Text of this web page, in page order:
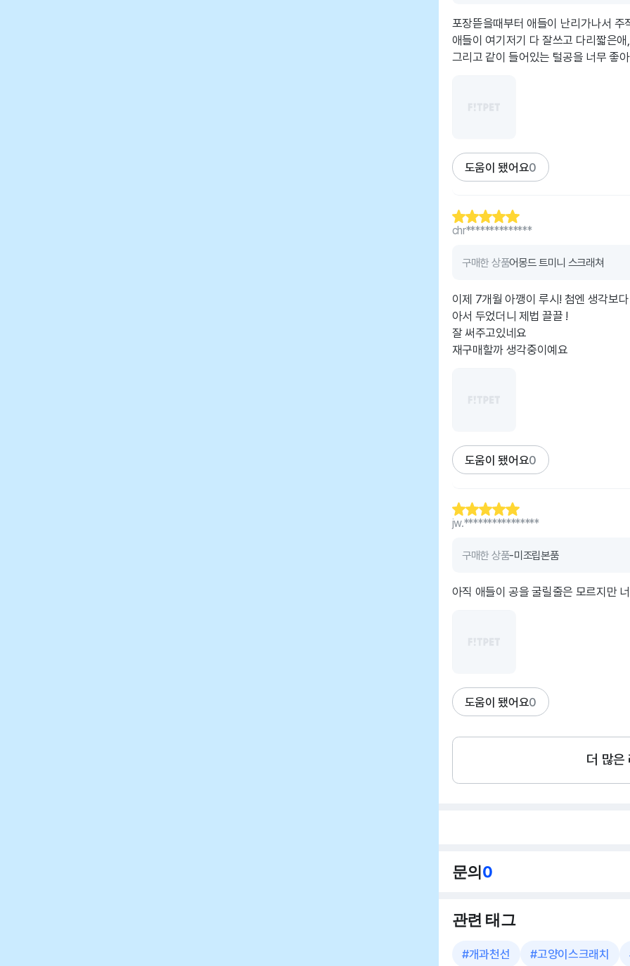
포장뜯을때부터 애들이 난리가나서 주
애들이 여기저기 다 잘쓰고 다리짧은
그리고 같이 들어있는 털공을 너무 좋
도움이 됐어요0
chr**************
구매한 상품어몽드 트미니 스크래쳐
이제 7개월 아깽이 루시! 첨엔 생각보
아서 두었더니 제법 끌끌 !
잘 써주고있네요
재구매할까 생각중이예요
도움이 됐어요0
jw.****************
구매한 상품-미조립본품
아직 애들이 공을 굴릴줄은 모르지만
도움이 됐어요0
더 많은
문의0
관련 태그
#개과천선 #고양이스크래치